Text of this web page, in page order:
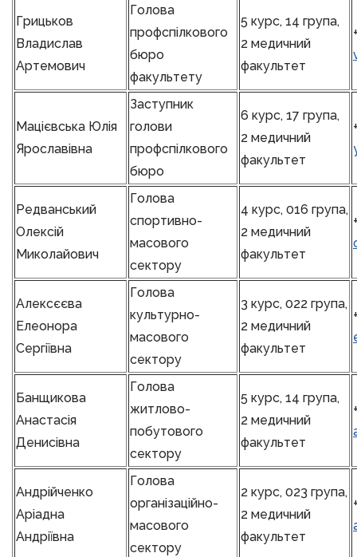
Грицьков
Владислав
Артемович
Голова
профспілкового
бюро
факультету
5 курс, 14 група,
2 медичний
факультет
Мацієвська Юлія
Ярославівна
Заступник
голови
профспілкового
бюро
6 курс, 17 група,
2 медичний
факультет
Редванський
Олексій
Миколайович
Голова
спортивно-
масового
сектору
4 курс, 016 група,
2 медичний
факультет
Алексєєва
Елеонора
Сергіївна
Голова
культурно-
масового
сектору
3 курс, 022 група,
2 медичний
факультет
Банщикова
Анастасія
Денисівна
Голова
житлово-
побутового
сектору
5 курс, 14 група,
2 медичний
факультет
Андрійченко
Аріадна
Андріївна
Голова
організаційно-
масового
сектору
2 курс, 023 група,
2 медичний
факультет